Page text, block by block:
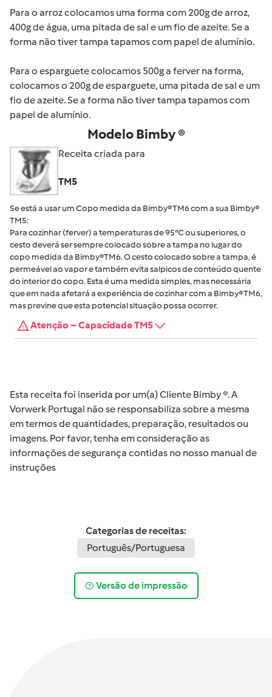
Para o arroz colocamos uma forma com 200g de arroz,
400g de água, uma pitada de sal e um fio de azeite. Se a
forma não tiver tampa tapamos com papel de alumínio.
Para o esparguete colocamos 500g a ferver na forma,
colocamos o 200g de esparguete, uma pitada de sal e um
fio de azeite. Se a forma não tiver tampa tapamos com
papel de alumínio.
Modelo Bimby ®
Receita criada para
TM5
Se está a usar um Copo medida da Bimby® TM6 com a sua Bimby®
TM5:
Para cozinhar (ferver) a temperaturas de 95°C ou superiores, o
cesto deverá ser sempre colocado sobre a tampa no lugar do
copo medida da Bimby®TM6. O cesto colocado sobre a tampa, é
permeável ao vapor e também evita salpicos de conteúdo quente
do interior do copo. Esta é uma medida simples, mas necessária
que em nada afetará a experiência de cozinhar com a Bimby® TM6,
mas previne que esta potencial situação possa ocorrer.
Atenção – Capacidade TM5
Esta receita foi inserida por um(a) Cliente Bimby ®. A
Vorwerk Portugal não se responsabiliza sobre a mesma
em termos de quantidades, preparação, resultados ou
imagens. Por favor, tenha em consideração as
informações de segurança contidas no nosso manual de
instruções
Categorias de receitas:
Português/Portuguesa
Versão de impressão